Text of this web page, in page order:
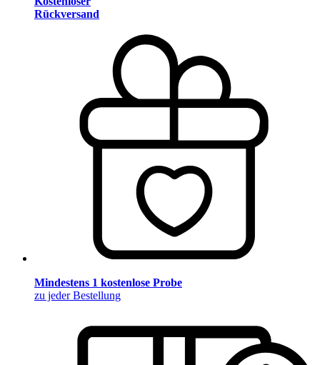
Rückversand
Mindestens 1 kostenlose Probe
zu jeder Bestellung